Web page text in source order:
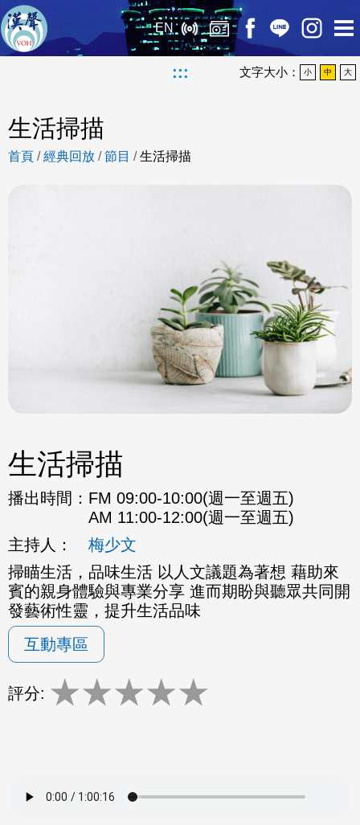
EN
::: 文字大小： 小 中 大
生活掃描
首頁 /經典回放 /節目 /生活掃描
生活掃描
播出時間： FM 09:00-10:00(週一至週五)
AM 11:00-12:00(週一至週五)
主持人：
梅少文
掃瞄生活，品味生活 以人文議題為著想 藉助來
賓的親身體驗與專業分享 進而期盼與聽眾共同開
發藝術性靈，提升生活品味
互動專區
評分: ★★★★★